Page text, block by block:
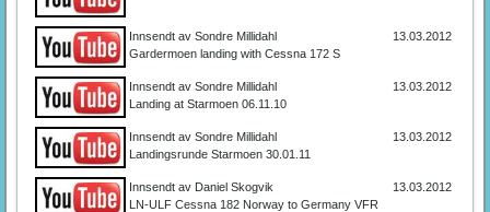
Innsendt av Sondre Millidahl
Gardermoen landing with Cessna 172 S
13.03.2012
Innsendt av Sondre Millidahl
Landing at Starmoen 06.11.10
13.03.2012
Innsendt av Sondre Millidahl
Landingsrunde Starmoen 30.01.11
13.03.2012
Innsendt av Daniel Skogvik
LN-ULF Cessna 182 Norway to Germany VFR
13.03.2012